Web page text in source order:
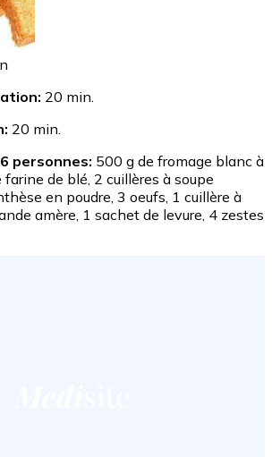
20 min.
20 min.
personnes: 500 g de fromage blanc à
farine de blé, 2 cuillères à soupe
en poudre, 3 oeufs, 1 cuillère à
amère, 1 sachet de levure, 4 zestes